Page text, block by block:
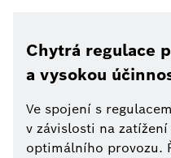
Chytrá regulace
a vysokou
Ve spojení s
v závislosti na
optimálního provozu.